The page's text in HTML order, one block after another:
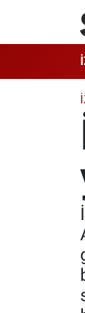
İzmir
İzmir
İzmir
İzmir
Süper
Tüm
Son
Haber